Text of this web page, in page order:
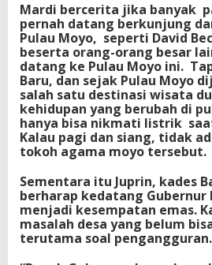
Mardi bercerita jika banyak
pernah datang berkunjung
Pulau Moyo, seperti David
beserta orang-orang besar
datang ke Pulau Moyo ini.
Baru, dan sejak Pulau Moyo
salah satu destinasi wisata
kehidupan yang berubah di
hanya bisa nikmati listrik
Kalau pagi dan siang, tidak
tokoh agama moyo tersebut.
Sementara itu Juprin, kades
berharap kedatang Gubernur
menjadi kesempatan emas.
masalah desa yang belum
terutama soal pengangguran.